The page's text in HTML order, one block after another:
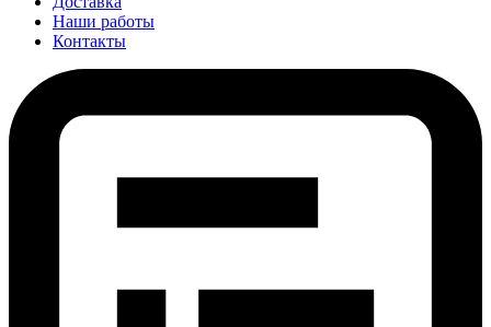
Наши работы
Контакты